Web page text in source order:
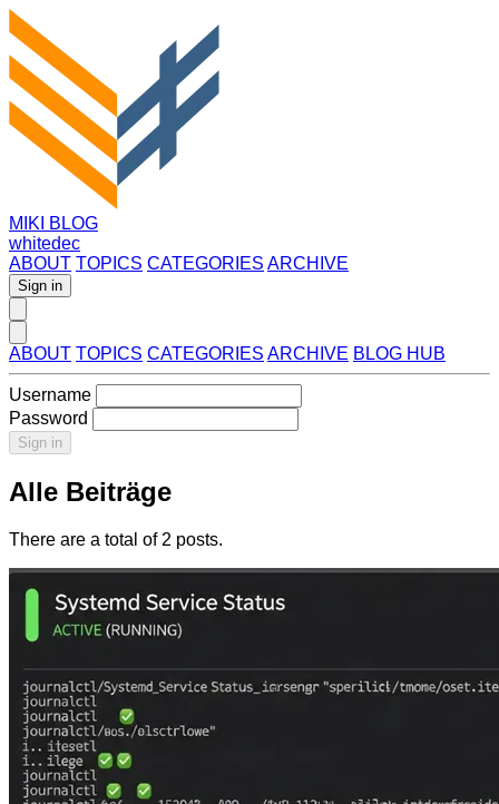
MIKI BLOG
whitedec
ABOUT TOPICS CATEGORIES ARCHIVE
Sign in
ABOUT TOPICS CATEGORIES ARCHIVE BLOG HUB
Username
Password
Sign in
Alle Beiträge
There are a total of 2 posts.